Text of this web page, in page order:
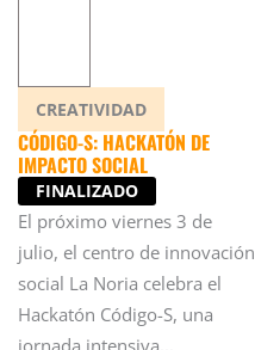
CREATIVIDAD
CÓDIGO-S: HACKATÓN DE
IMPACTO SOCIAL
FINALIZADO
El próximo viernes 3 de
julio, el centro de innovación
social La Noria celebra el
Hackatón Código-S, una